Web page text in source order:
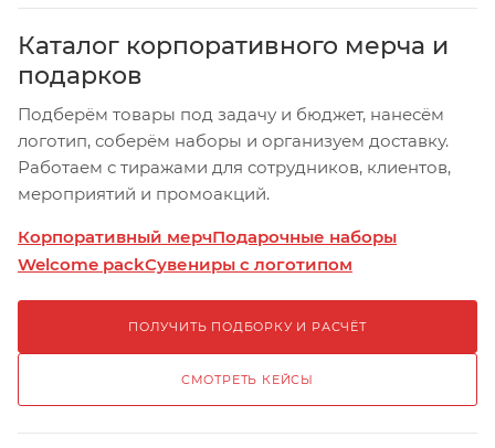
Каталог корпоративного мерча и
подарков
Подберём товары под задачу и бюджет, нанесём
логотип, соберём наборы и организуем доставку.
Работаем с тиражами для сотрудников, клиентов,
мероприятий и промоакций.
Корпоративный мерчПодарочные наборы
Welcome packСувениры с логотипом
ПОЛУЧИТЬ ПОДБОРКУ И РАСЧЁТ
СМОТРЕТЬ КЕЙСЫ